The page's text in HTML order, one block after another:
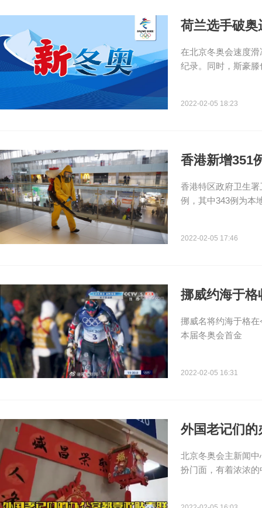
荷兰选手破奥
在北京冬奥会速度
纪录。同时，斯豪滕
2022-02-05 18:23
香港新增351
香港特区政府卫生
例，其中343例为本
2022-02-05 17:46
挪威约海于
挪威名将约海于格
本届冬奥会首金
2022-02-05 16:31
外国老记们
北京冬奥会主新闻
扮门面，有着浓浓